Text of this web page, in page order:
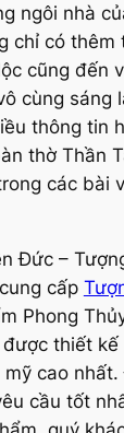
ngôi nhà
chỉ có thêm
cũng đến
cùng sáng
thông tin
thờ Thần
các bài
Đức –
cấp
Phong
thiết
mỹ cao
cầu tốt